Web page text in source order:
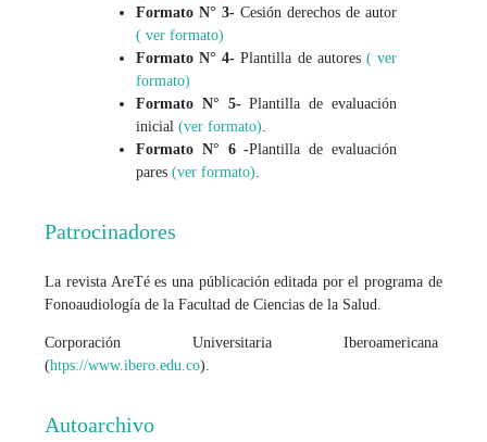
Formato N° 3- Cesión derechos de autor
( ver formato)
Formato N° 4-Plantilla de autores( ver
formato)
Formato N° 5-Plantilla de evaluación
inicial(ver formato).
Formato N° 6 -Plantilla de evaluación
pares(ver formato).
Patrocinadores
La revista AreTé es una públicación editada por el programa de
Fonoaudiología de la Facultad de Ciencias de la Salud.
Corporación Universitaria Iberoamericana
(htps://www.ibero.edu.co).
Autoarchivo